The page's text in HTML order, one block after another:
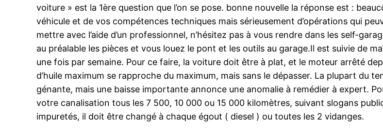
voiture » est la 1ère question que l’on se pose. bonne nouvelle la réponse est :
véhicule et de vos compétences techniques mais sérieusement d’opérations qui
mettre avec l’aide d’un professionnel, n’hésitez pas à vous rendre dans les self-
au préalable les pièces et vous louez le pont et les outils au garage.Il est suivie de
une fois par semaine. Pour ce faire, la voiture doit être à plat, et le moteur arrêté
d’huile maximum se rapproche du maximum, mais sans le dépasser. La plupart du
génante, mais une baisse importante annonce une anomalie à remédier à expert.
votre canalisation tous les 7 500, 10 000 ou 15 000 kilomètres, suivant slogans
impuretés, il doit être changé à chaque égout ( diesel ) ou toutes les 2 vidanges.